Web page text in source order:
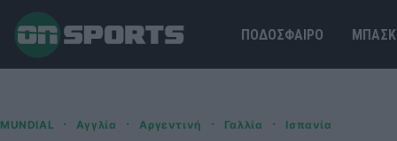
ΠΟΔΟΣΦΑΙΡΟ
MUNDIAL · Αγγλία · Αργεντινή · Γαλλία · Ισπανία